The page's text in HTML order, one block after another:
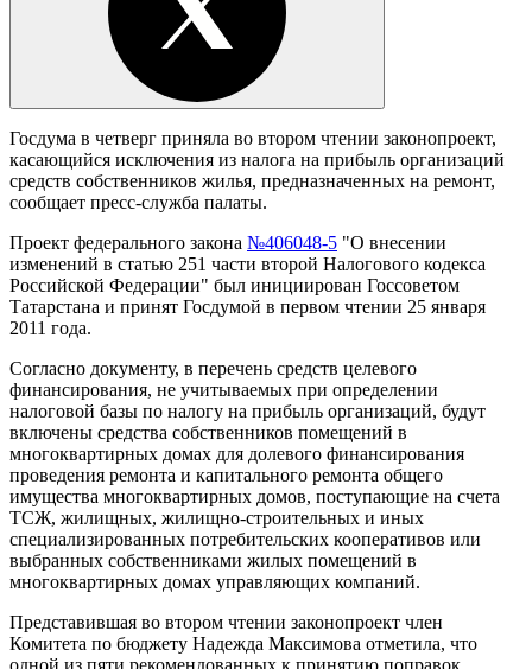
Госдума в четверг приняла во втором чтении законопроект,
касающийся исключения из налога на прибыль организаций
средств собственников жилья, предназначенных на ремонт,
сообщает пресс-служба палаты.
Проект федерального закона №406048-5 "О внесении
изменений в статью 251 части второй Налогового кодекса
Российской Федерации" был инициирован Госсоветом
Татарстана и принят Госдумой в первом чтении 25 января
2011 года.
Согласно документу, в перечень средств целевого
финансирования, не учитываемых при определении
налоговой базы по налогу на прибыль организаций, будут
включены средства собственников помещений в
многоквартирных домах для долевого финансирования
проведения ремонта и капитального ремонта общего
имущества многоквартирных домов, поступающие на счета
ТСЖ, жилищных, жилищно-строительных и иных
специализированных потребительских кооперативов или
выбранных собственниками жилых помещений в
многоквартирных домах управляющих компаний.
Представившая во втором чтении законопроект член
Комитета по бюджету Надежда Максимова отметила, что
одной из пяти рекомендованных к принятию поправок